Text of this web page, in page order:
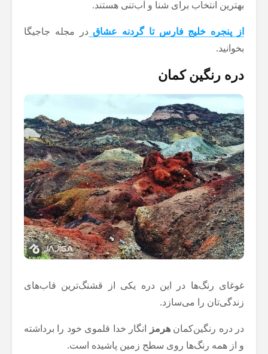
بهترین انتخاب برای شنا و آب‌تنی هستند.
از پنجره خلیج فارس تا گردنه عشاق در مجله جاجیگا
بخوانید.
دره رنگین کمان
غوغای رنگ‌ها در این دره یکی از قشنگ‌ترین قاب‌های
زندگی‌تان را می‌سازد.
در دره رنگین‌کمانهرمز
انگار خدا قلموی خود را برداشته
و از همه رنگ‌ها روی سطح زمین پاشیده است.